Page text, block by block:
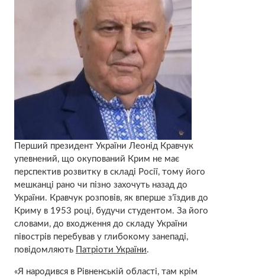
Перший президент України Леонід Кравчук
упевнений, що окупований Крим не має
перспектив розвитку в складі Росії, тому його
мешканці рано чи пізно захочуть назад до
України. Кравчук розповів, як вперше з’їздив до
Криму в 1953 році, будучи студентом. За його
словами, до входження до складу України
півострів перебував у глибокому занепаді,
повідомляють Патріоти України.
«Я народився в Рівненській області, там крім